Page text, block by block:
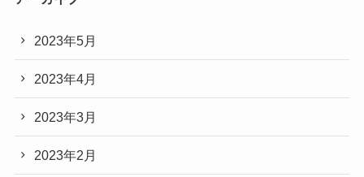
2023年5月
2023年4月
2023年3月
2023年2月